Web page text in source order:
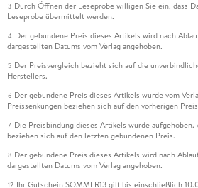
3 Durch Öffnen der Leseprobe willigen Sie ein, dass
Leseprobe übermittelt werden.
4 Der gebundene Preis dieses Artikels wird nach
dargestellten Datums vom Verlag angehoben.
5 Der Preisvergleich bezieht sich auf die
Herstellers.
6 Der gebundene Preis dieses Artikels wurde vom
Preissenkungen beziehen sich auf den vorherigen
7 Die Preisbindung dieses Artikels wurde aufgehoben.
beziehen sich auf den letzten gebundenen Preis.
8 Der gebundene Preis dieses Artikels wird nach
dargestellten Datums vom Verlag angehoben.
12 Ihr Gutschein SOMMER13 gilt bis einschließlich